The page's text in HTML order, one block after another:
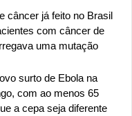
câncer já feito no Brasil
com câncer de
uma mutação
surto de Ebola na
com ao menos 65
a cepa seja diferente